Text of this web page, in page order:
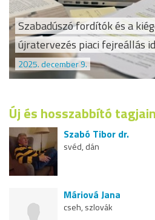
Szabadúszó fordítók és a
újratervezés piaci fejreállás
2025. december 9.
Új és hosszabbító
Szabó Tibor dr.
svéd, dán
Máriová Jana
cseh, szlovák